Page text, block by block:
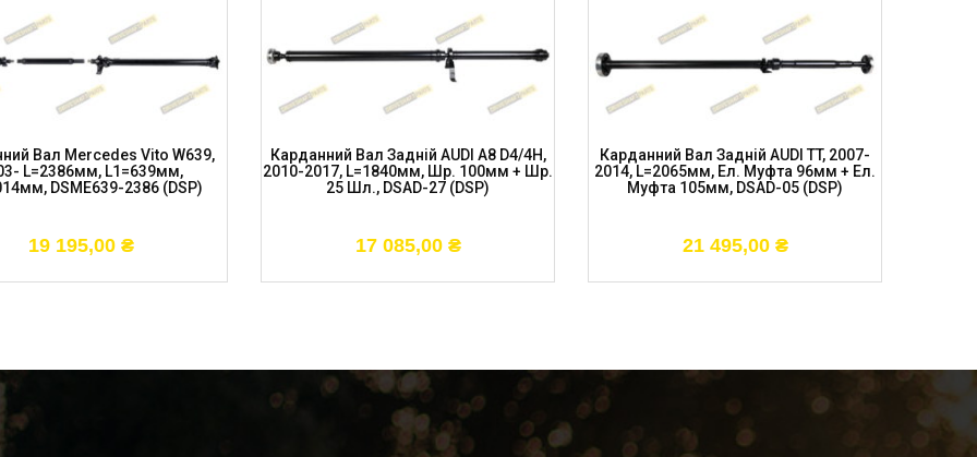
Вал Mercedes Vito W639,
L=2386мм, L1=639мм,
DSME639-2386 (DSP)
19 195,00 ₴
Карданний Вал Задній AUDI A8 D4/4H,
2010-2017, L=1840мм, Шр. 100мм + Шр.
25 Шл., DSAD-27 (DSP)
17 085,00 ₴
Карданний Вал Задній AUDI TT, 2007-
2014, L=2065мм, Ел. Муфта 96мм + Ел.
Муфта 105мм, DSAD-05 (DSP)
21 495,00 ₴